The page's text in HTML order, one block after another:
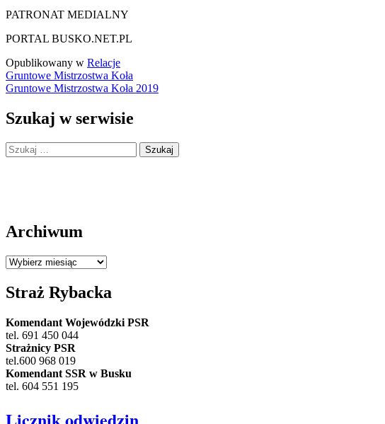
PATRONAT MEDIALNY
PORTAL BUSKO.NET.PL
Opublikowany w Relacje
Nawigacja
wpisu
Gruntowe Mistrzostwa Koła
Gruntowe Mistrzostwa Koła 2019
Szukaj w serwisie
Szukaj:
Archiwum
Archiwum
Straż Rybacka
Komendant Wojewódzki PSR
tel. 691 450 044
Strażnicy PSR
tel.600 968 019
Komendant SSR w Busku
tel. 604 551 195